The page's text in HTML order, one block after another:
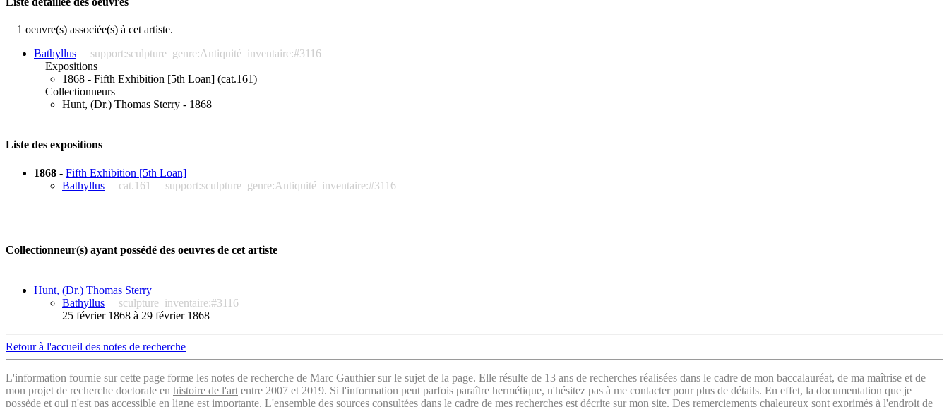
1 oeuvre(s) associée(s) à cet artiste.
Bathyllus
support:sculpture genre:Antiquité inventaire:#3116
Expositions
1868 - Fifth Exhibition [5th Loan] (cat.161)
Collectionneurs
Hunt, (Dr.) Thomas Sterry - 1868
Liste des expositions
1868 - Fifth Exhibition [5th Loan]
Bathyllus
cat.161 support:sculpture genre:Antiquité inventaire:#3116
Collectionneur(s) ayant possédé des oeuvres de cet artiste
Hunt, (Dr.) Thomas Sterry
Bathyllus
sculpture inventaire:#3116
25 février 1868 à 29 février 1868
Retour à l'accueil des notes de recherche
L'information fournie sur cette page forme les notes de recherche de Marc Gauthier sur le sujet de la page. Elle résulte de 13 ans de recherches réalisées dans le cadre de mon baccalauréat, de ma maîtrise et de
mon projet de recherche doctorale en histoire de l'art entre 2007 et 2019. Si l'information peut parfois paraître hermétique, n'hésitez pas à me contacter pour plus de détails. En effet, la documentation que je
possède et qui n'est pas accessible en ligne est importante. L'ensemble des sources consultées dans le cadre de mes recherches est décrite sur mon site. Des remerciements chaleureux sont exprimés à l'endroit de